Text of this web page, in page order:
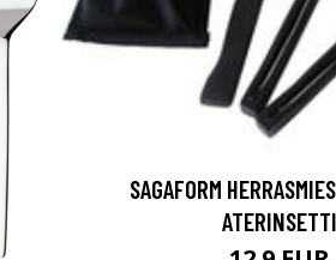
SAGAFORM
ATERINSETTI